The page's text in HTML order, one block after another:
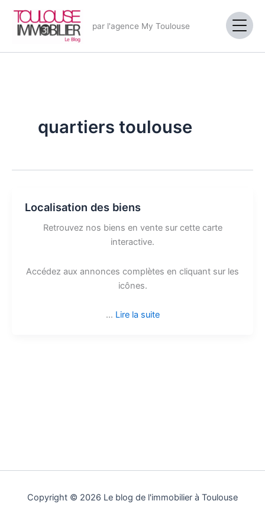
contenu
par l'agence My Toulouse
quartiers toulouse
Localisation des biens
Retrouvez nos biens en vente sur cette carte
interactive.
Accédez aux annonces complètes en cliquant sur les
icônes.
… Lire la suite
Copyright © 2026 Le blog de l'immobilier à Toulouse